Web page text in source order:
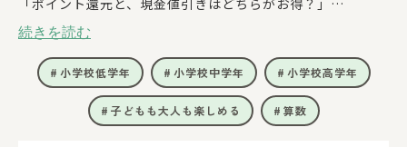
「ポイント還元と、現金値引きはどちらがお得？」
「分母同士、分子同士で割ってはいけないの？」
大人も思わず解きたくなる！
自分で考える力、最後まで考え抜く力、論理的思考力、応用
力、予測する力がどんどん伸びる。
続きを読む
小学校低学年 小学校中学年 小学校高学年
子どもも大人も楽しめる 算数